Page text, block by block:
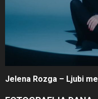
Jelena Rozga – Ljubi me